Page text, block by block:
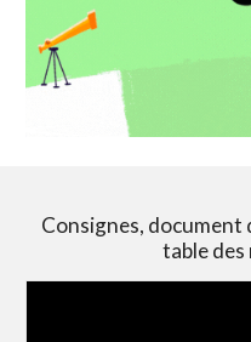
Consignes,
table des